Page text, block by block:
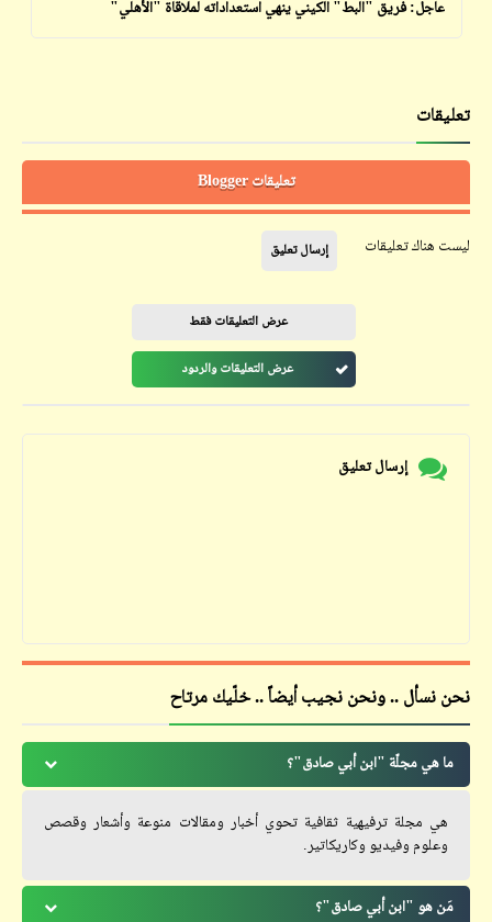
عاجل: فريق "البط" الكيني ينهي استعداداته لملاقاة "الأهلي"
تعليقات
تعليقات Blogger
ليست هناك تعليقات إرسال تعليق
عرض التعليقات فقط
عرض التعليقات والردود
إرسال تعليق
نحن نسأل .. ونحن نجيب أيضاً .. خلّيك مرتاح
ما هي مجلّة "ابن أبي صادق"؟
هي مجلة ترفيهية ثقافية تحوي أخبار ومقالات منوعة وأشعار وقصص
وعلوم وفيديو وكاريكاتير.
مَن هو "ابن أبي صادق"؟